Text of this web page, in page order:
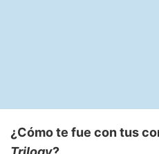
¿Cómo te fue con tus